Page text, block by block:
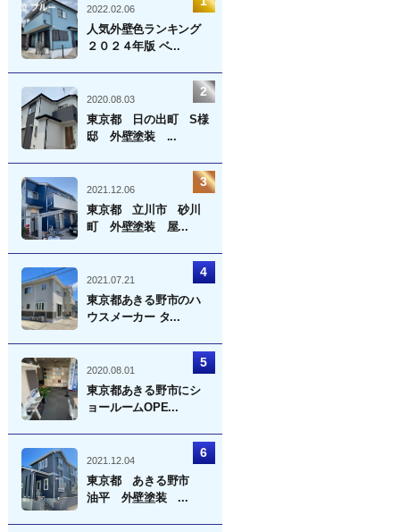
ー
シ
ョ
ン
稿
2022.02.06
人気外壁色ランキング
２０２４年版 ベ...
2020.08.03
東京都 日の出町 S様
邸 外壁塗装 ...
2021.12.06
東京都 立川市 砂川
町 外壁塗装 屋...
2021.07.21
東京都あきる野市のハ
ウスメーカー タ...
2020.08.01
東京都あきる野市にシ
ョールームOPE...
2021.12.04
東京都 あきる野市
油平 外壁塗装 ...